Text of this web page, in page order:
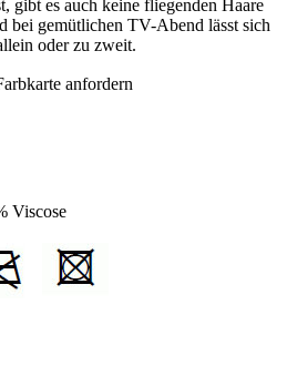
gibt es auch keine fliegenden Haare
bei gemütlichen TV-Abend lässt sich
oder zu zweit.
anfordern
Viscose